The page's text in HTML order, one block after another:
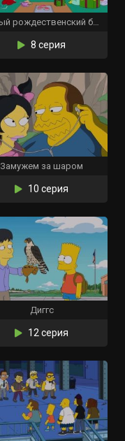
Белый рождественский блюз
8 серия
Замужем за шаром
10 серия
Диггс
12 серия